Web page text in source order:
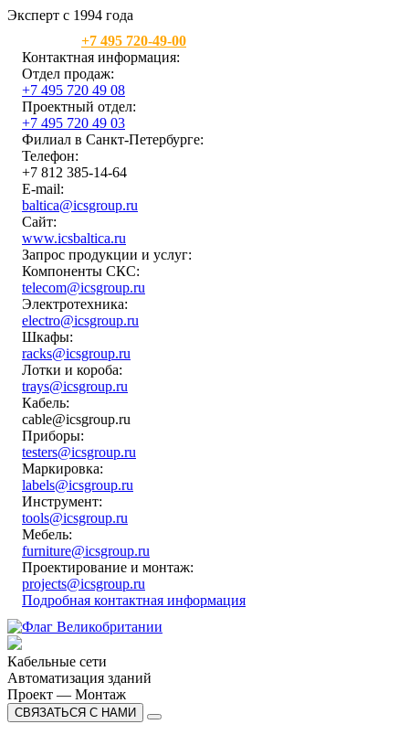
Эксперт с 1994 года
+7 495 720-49-00
Контактная информация:
Отдел продаж:
+7 495 720 49 08
Проектный отдел:
+7 495 720 49 03
Филиал в Санкт-Петербурге:
Телефон:
+7 812 385-14-64
E-mail:
baltica@icsgroup.ru
Сайт:
www.icsbaltica.ru
Запрос продукции и услуг:
Компоненты СКС:
telecom@icsgroup.ru
Электротехника:
electro@icsgroup.ru
Шкафы:
racks@icsgroup.ru
Лотки и короба:
trays@icsgroup.ru
Кабель:
cable@icsgroup.ru
Приборы:
testers@icsgroup.ru
Маркировка:
labels@icsgroup.ru
Инструмент:
tools@icsgroup.ru
Мебель:
furniture@icsgroup.ru
Проектирование и монтаж:
projects@icsgroup.ru
Подробная контактная информация
Кабельные сети
Автоматизация зданий
Проект — Монтаж
СВЯЗАТЬСЯ С НАМИ